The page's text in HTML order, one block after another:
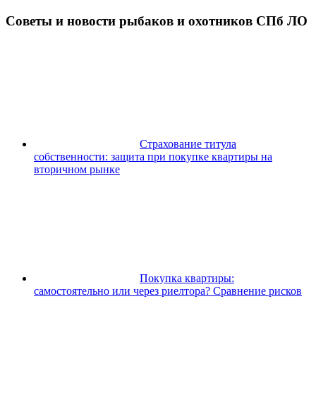
Советы и новости рыбаков и охотников СПб ЛО
Страхование титула
собственности: защита при покупке квартиры на
вторичном рынке
Покупка квартиры:
самостоятельно или через риелтора? Сравнение рисков